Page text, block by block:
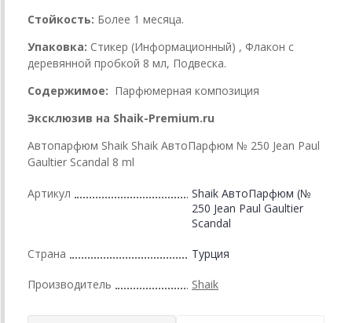
Стойкость: Более 1 месяца.
Упаковка: Стикер (Информационный) , Флакон с
деревянной пробкой 8 мл, Подвеска.
Содержимое: Парфюмерная композиция
Эксклюзив на Shaik-Premium.ru
Автопарфюм Shaik Shaik АвтоПарфюм № 250 Jean Paul
Gaultier Scandal 8 ml
Артикул
Shaik АвтоПарфюм (№
250 Jean Paul Gaultier
Scandal
Страна Турция
Производитель Shaik